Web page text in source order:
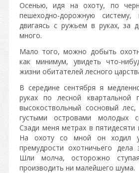
Осенью, идя на охоту, по
пешеходно-дорожную
двигаясь с ружьем в руках, за
много.
Мало того, можно добыть
как минимум, увидеть что-
жизни обитателей лесного
В середине сентября я
руках по лесной квартальной
высокоствольный сосновый
густыми островами молодых
Сзади меня метрах в пятидесяти
На охоту со мной он ходил
премудрости охотничьего дела
Шли молча, осторожно
производить ни малейшего шума.